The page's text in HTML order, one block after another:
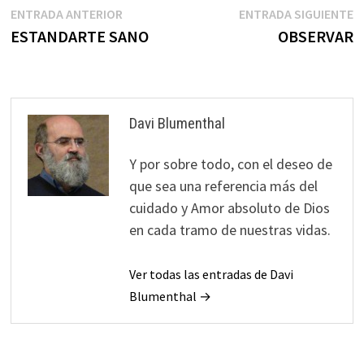
Navegación
de
ENTRADA ANTERIOREntrada
anterior:
ESTANDARTE SANO
ENTRADA SIGUIENTE
OBSERVAR
Davi Blumenthal
Y por sobre todo, con el deseo de
que sea una referencia más del
cuidado y Amor absoluto de Dios
en cada tramo de nuestras vidas.
Ver todas las entradas de Davi
Blumenthal →